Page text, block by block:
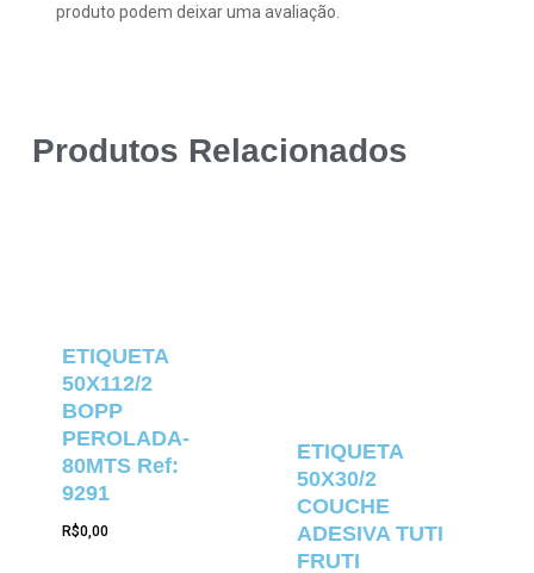
produto podem deixar uma avaliação.
Produtos Relacionados
ETIQUETA
50X112/2
BOPP
PEROLADA-
80MTS Ref:
9291
R$0,00
ETIQUETA
50X30/2
COUCHE
ADESIVA TUTI
FRUTI